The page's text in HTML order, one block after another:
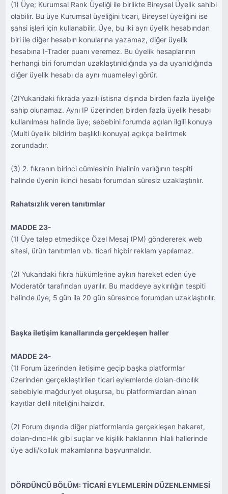
(1) Üye; Kurumsal Rank Üyeliği ile birlikte Bireysel Üyelik sahibi
olabilir. Bu üye Kurumsal üyeliğini ticari, Bireysel üyeliğini ise
şahsi işleri için kullanabilir. Üye, bu iki ayrı üyelik hesabından
biri ile diğer hesabın konularına yazamaz, diğer üyelik
hesabına I-Trader puanı veremez. Bu üyelik hesaplarının
herhangi biri forumdan uzaklaştırıldığında ya da uyarıldığında
diğer üyelik hesabı da aynı muameleyi görür.
(2)Yukarıdaki fıkrada yazılı istisna dışında birden fazla üyeliğe
sahip olunamaz. Aynı IP üzerinden birden fazla üyelik hesabı
kullanılması halinde üye; sebebini forumda açılan ilgili konuya
(Multi üyelik bildirim başlıklı konuya) açıkça belirtmek
zorundadır.
(3) 2. fıkranın birinci cümlesinin ihlalinin varlığının tespiti
halinde üyenin ikinci hesabı forumdan süresiz uzaklaştırılır.
Rahatsızlık veren tanıtımlar
MADDE 23-
(1) Üye talep etmedikçe Özel Mesaj (PM) göndererek web
sitesi, ürün tanıtımları vb. ticari hiçbir reklam yapılamaz.
(2) Yukarıdaki fıkra hükümlerine aykırı hareket eden üye
Moderatör tarafından uyarılır. Bu maddeye aykırılığın tespiti
halinde üye; 5 gün ila 20 gün süresince forumdan uzaklaştırılır.
Başka iletişim kanallarında gerçekleşen haller
MADDE 24-
(1) Forum üzerinden iletişime geçip başka platformlar
üzerinden gerçekleştirilen ticari eylemlerde dolan-dırıcılık
sebebiyle mağduriyet oluşursa, bu platformlardan alınan
kayıtlar delil niteliğini haizdir.
(2) Forum dışında diğer platformlarda gerçekleşen hakaret,
dolan-dırıcı-lık gibi suçlar ve kişilik haklarının ihlali hallerinde
üye adli/kolluk makamlarına başvurmalıdır.
DÖRDÜNCÜ BÖLÜM: TİCARİ EYLEMLERİN DÜZENLENMESİ